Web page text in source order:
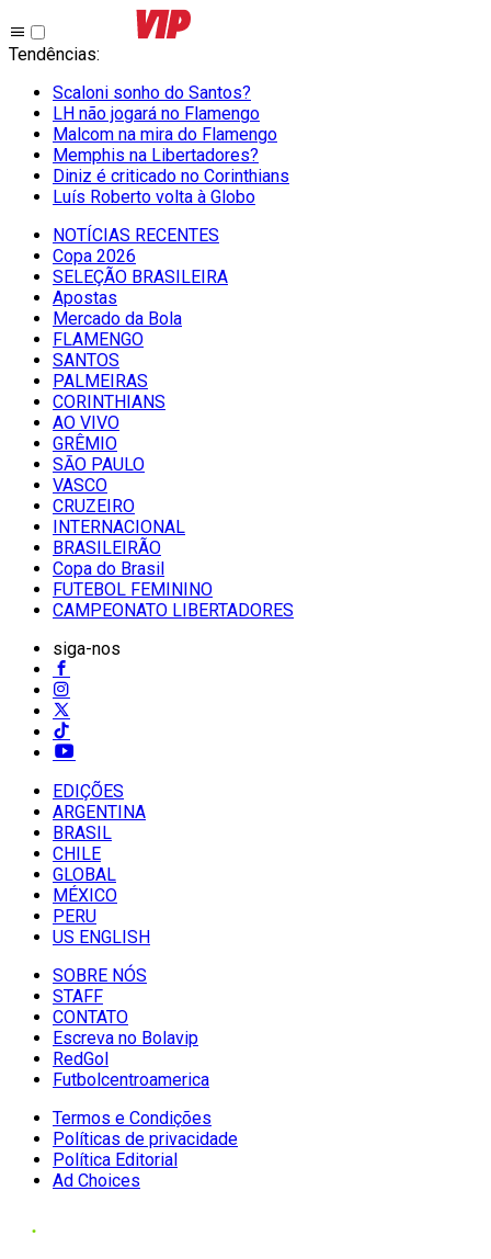
Tendências:
Scaloni sonho do Santos?
LH não jogará no Flamengo
Malcom na mira do Flamengo
Memphis na Libertadores?
Diniz é criticado no Corinthians
Luís Roberto volta à Globo
NOTÍCIAS RECENTES
Copa 2026
SELEÇÃO BRASILEIRA
Apostas
Mercado da Bola
FLAMENGO
SANTOS
PALMEIRAS
CORINTHIANS
AO VIVO
GRÊMIO
SĀO PAULO
VASCO
CRUZEIRO
INTERNACIONAL
BRASILEIRÃO
Copa do Brasil
FUTEBOL FEMININO
CAMPEONATO LIBERTADORES
siga-nos
EDIÇÕES
ARGENTINA
BRASIL
CHILE
GLOBAL
MÉXICO
PERU
US ENGLISH
SOBRE NÓS
STAFF
CONTATO
Escreva no Bolavip
RedGol
Futbolcentroamerica
Termos e Condições
Políticas de privacidade
Política Editorial
Ad Choices